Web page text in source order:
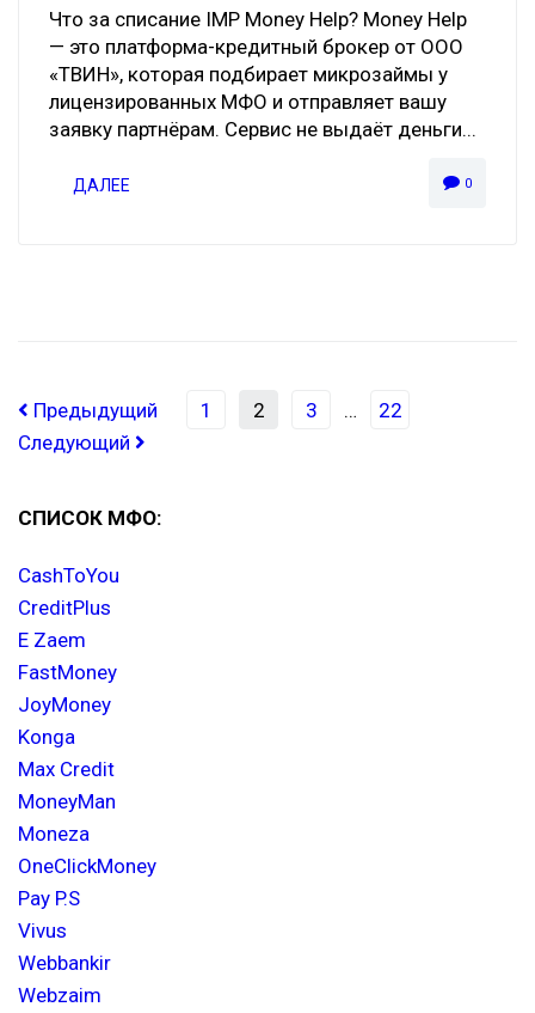
Что за списание IMP Money Help? Money Help
— это платформа-кредитный брокер от ООО
«ТВИН», которая подбирает микрозаймы у
лицензированных МФО и отправляет вашу
заявку партнёрам. Сервис не выдаёт деньги...
ДАЛЕЕ 0
Предыдущий 1 2 3 …
22
Следующий
СПИСОК МФО:
CashToYou
CreditPlus
E Zaem
FastMoney
JoyMoney
Konga
Max Credit
MoneyMan
Moneza
OneClickMoney
Pay P.S
Vivus
Webbankir
Webzaim